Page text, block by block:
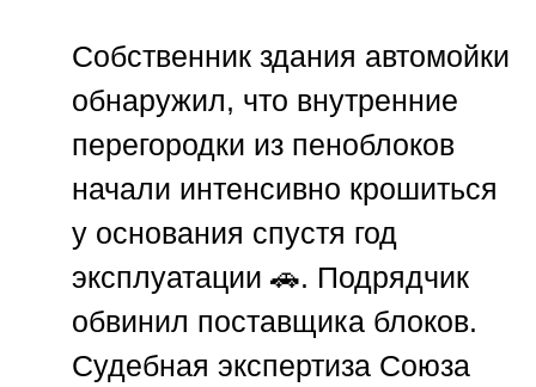
Собственник здания автомойки
обнаружил, что внутренние
перегородки из пеноблоков
начали интенсивно крошиться
у основания спустя год
эксплуатации 🚗. Подрядчик
обвинил поставщика блоков.
Судебная экспертиза Союза